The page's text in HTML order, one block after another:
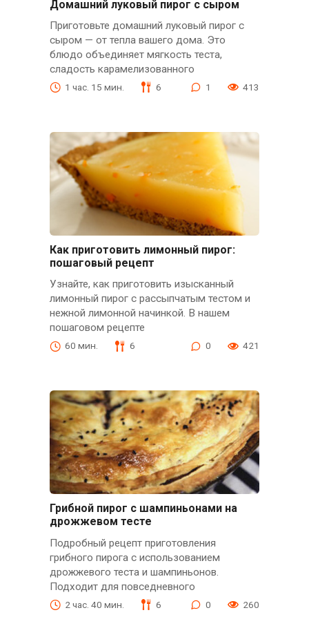
Домашний луковый пирог с сыром
Приготовьте домашний луковый пирог с
сыром — от тепла вашего дома. Это
блюдо объединяет мягкость теста,
сладость карамелизованного
1 час. 15 мин. 6 1 413
Как приготовить лимонный пирог:
пошаговый рецепт
Узнайте, как приготовить изысканный
лимонный пирог с рассыпчатым тестом и
нежной лимонной начинкой. В нашем
пошаговом рецепте
60 мин. 6 0 421
Грибной пирог с шампиньонами на
дрожжевом тесте
Подробный рецепт приготовления
грибного пирога с использованием
дрожжевого теста и шампиньонов.
Подходит для повседневного
2 час. 40 мин. 6 0 260